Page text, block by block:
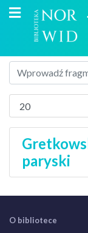
paryski
O bibliotece